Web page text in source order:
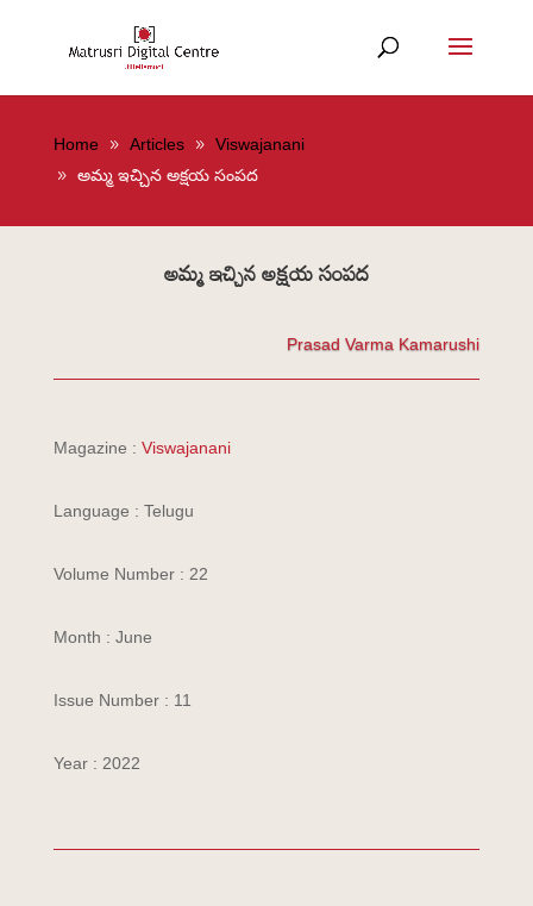
Home Articles
Viswajanani
అమ్మ ఇచ్చిన అక్షయ సంపద
అమ్మ ఇచ్చిన అక్షయ సంపద
Prasad Varma Kamarushi
Magazine : Viswajanani
Language : Telugu
Volume Number : 22
Month : June
Issue Number : 11
Year : 2022